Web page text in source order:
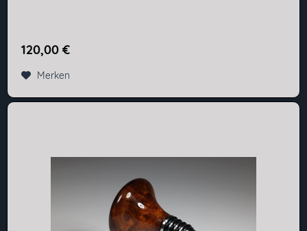
120,00 €
Merken